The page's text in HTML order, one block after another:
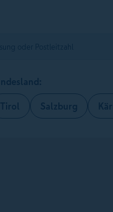
Tirol Salzburg